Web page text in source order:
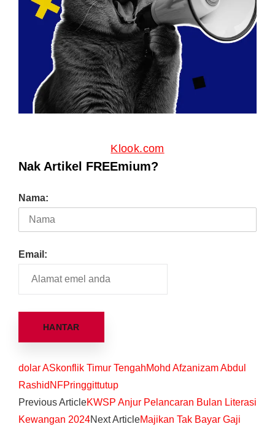
Klook.com
Nak Artikel FREEmium?
Nama:
Email:
dolar ASkonflik Timur TengahMohd Afzanizam Abdul
Rashid NFPringgittutup
Previous ArticleKWSP Anjur Pelancaran Bulan Literasi
Kewangan 2024Next ArticleMajikan Tak Bayar Gaji